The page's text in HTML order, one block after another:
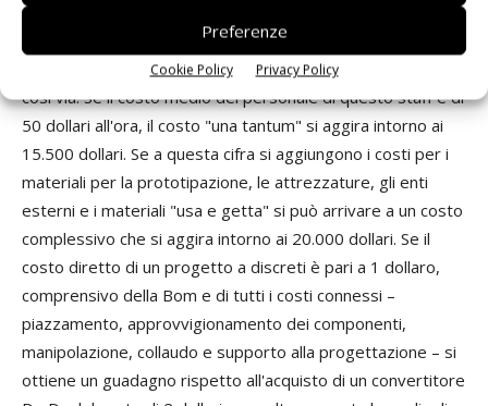
Preferenze
Cookie Policy Privacy Policy
dall'ufficio progetti, dagli specialisti che si occupano della
produzione, della componentistica, delle fasi di
qualificazione, delle problematiche Emc, della gestione e
così via. Se il costo medio del personale di questo staff è di
50 dollari all'ora, il costo "una tantum" si aggira intorno ai
15.500 dollari. Se a questa cifra si aggiungono i costi per i
materiali per la prototipazione, le attrezzature, gli enti
esterni e i materiali "usa e getta" si può arrivare a un costo
complessivo che si aggira intorno ai 20.000 dollari. Se il
costo diretto di un progetto a discreti è pari a 1 dollaro,
comprensivo della Bom e di tutti i costi connessi –
piazzamento, approvvigionamento dei componenti,
manipolazione, collaudo e supporto alla progettazione – si
ottiene un guadagno rispetto all'acquisto di un convertitore